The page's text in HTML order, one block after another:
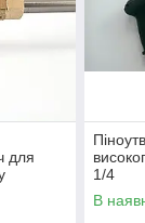
для
1/4
В